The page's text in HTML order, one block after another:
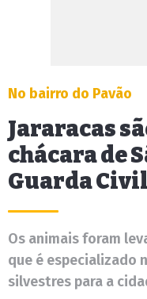
No bairro do Pavão
Jararacas
chácara de
Guarda
Os animais foram
que é especializado
silvestres para a